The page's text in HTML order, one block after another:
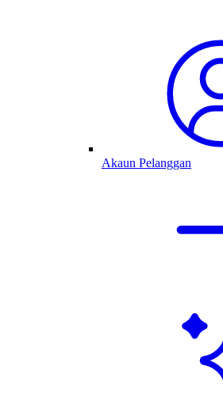
Akaun Pelanggan